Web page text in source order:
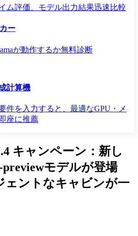
ム評価、モデル出力結果迅速比較
ー
が動作するか無料診断
計算機
件を入力すると、最適なGPU・メ
座に推薦
キャンペーン：新し
モデルが登場
ェントなキャビンが一